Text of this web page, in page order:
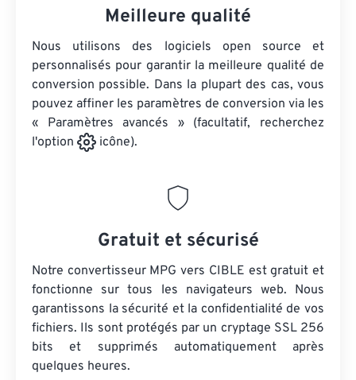
Meilleure qualité
Nous utilisons des logiciels open source et
personnalisés pour garantir la meilleure qualité de
conversion possible. Dans la plupart des cas, vous
pouvez affiner les paramètres de conversion via les
« Paramètres avancés » (facultatif, recherchez
l'option
icône).
Gratuit et sécurisé
Notre convertisseur MPG vers CIBLE est gratuit et
fonctionne sur tous les navigateurs web. Nous
garantissons la sécurité et la confidentialité de vos
fichiers. Ils sont protégés par un cryptage SSL 256
bits et supprimés automatiquement après
quelques heures.